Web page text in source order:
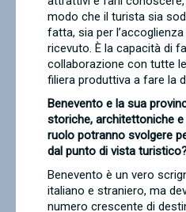
modo che il turista sia
fatta, sia per
ricevuto. È la capacità di
collaborazione con tutte
filiera produttiva a fare la
Benevento e la sua
storiche, architettoniche
ruolo potranno svolgere
dal punto di vista
Benevento è un vero
italiano e straniero, ma
numero crescente di